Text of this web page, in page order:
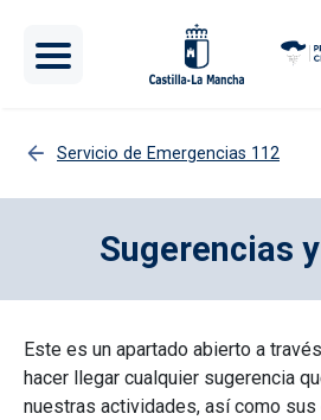
Servicio de Emergencias 112
Sugerencias
Este es un apartado abierto a
hacer llegar cualquier sugerencia
nuestras actividades, así como sus